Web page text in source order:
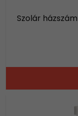
Szolár